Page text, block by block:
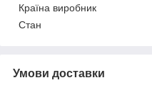
Країна виробник
Стан
Умови доставки